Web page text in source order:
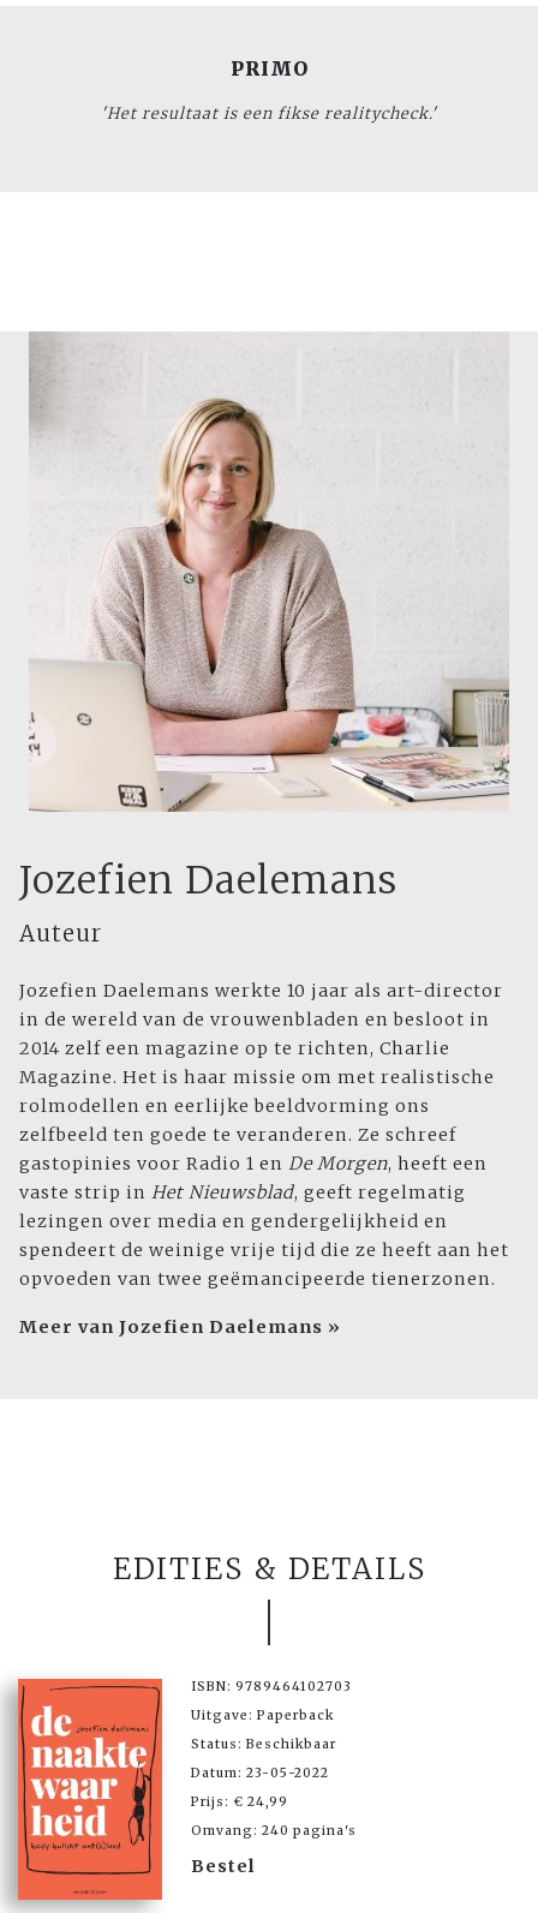
PRIMO
'Het resultaat is een fikse realitycheck.'
Jozefien Daelemans
Auteur
Jozefien Daelemans werkte 10 jaar als art-director
in de wereld van de vrouwenbladen en besloot in
2014 zelf een magazine op te richten, Charlie
Magazine. Het is haar missie om met realistische
rolmodellen en eerlijke beeldvorming ons
zelfbeeld ten goede te veranderen. Ze schreef
gastopinies voor Radio 1 en De Morgen, heeft een
vaste strip in Het Nieuwsblad, geeft regelmatig
lezingen over media en gendergelijkheid en
spendeert de weinige vrije tijd die ze heeft aan het
opvoeden van twee geëmancipeerde tienerzonen.
Meer van Jozefien Daelemans »
EDITIES & DETAILS
ISBN: 9789464102703
Uitgave: Paperback
Status: Beschikbaar
Datum: 23-05-2022
Prijs: € 24,99
Omvang: 240 pagina's
Bestel